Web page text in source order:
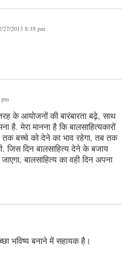
27/2013 8:35 pm
के आयोजनों की बारंबारता बढ़े, साथ
है. मेरा मानना है कि बालसाहित्यकारों
बच्चे को देने का भाव रहेगा, तब तक
जिस दिन बालसाहित्य देने के बजाय
बालसाहित्य का वही दिन अपना
भविष्य बनाने में सहायक है।